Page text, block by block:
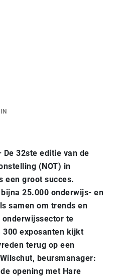
32ste editie van de
(NOT) in
een groot succes.
25.000 onderwijs- en
samen om trends en
te
exposanten kijkt
terug op een
beursmanager:
opening met Hare